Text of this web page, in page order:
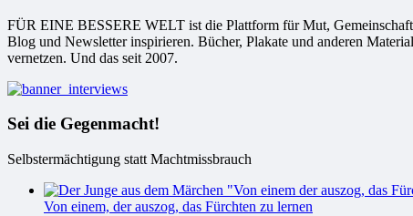
FÜR EINE BESSERE WELT ist die Plattform für Mut,
Blog und Newsletter inspirieren. Bücher, Plakate und anderen
vernetzen. Und das seit 2007.
Sei die Gegenmacht!
Selbstermächtigung statt Machtmissbrauch
Von einem, der auszog, das Fürchten zu lernen